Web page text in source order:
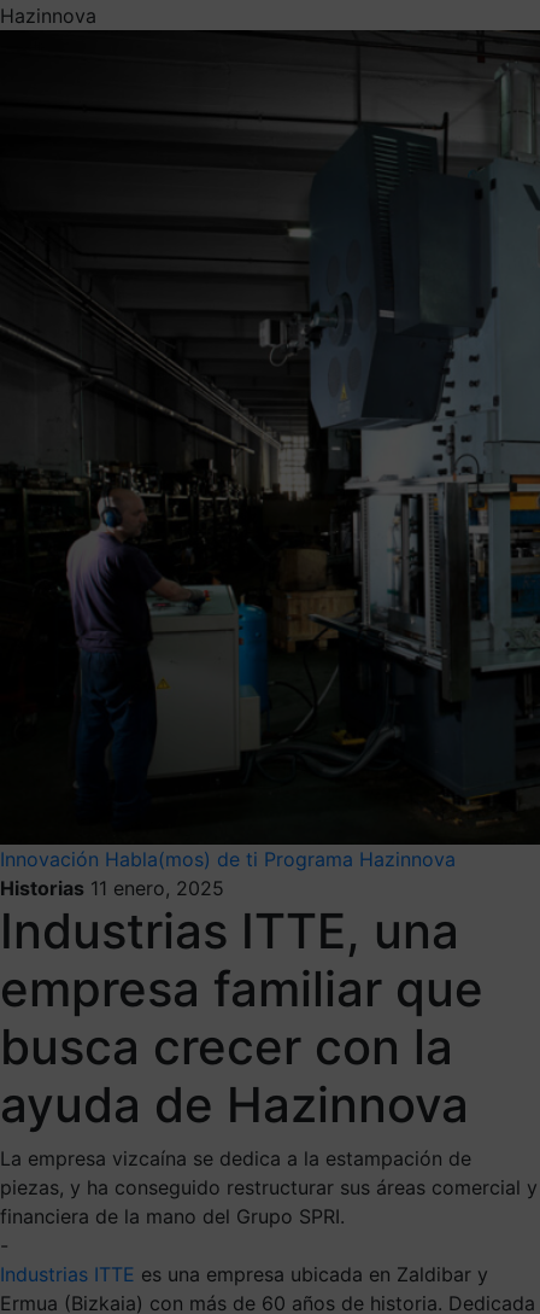
Hazinnova
Innovación Habla(mos) de ti Programa Hazinnova
Historias 11 enero, 2025
Industrias ITTE, una
empresa familiar que
busca crecer con la
ayuda de Hazinnova
La empresa vizcaína se dedica a la estampación de
piezas, y ha conseguido restructurar sus áreas comercial y
financiera de la mano del Grupo SPRI.
-
Industrias ITTE es una empresa ubicada en Zaldibar y
Ermua (Bizkaia) con más de 60 años de historia. Dedicada